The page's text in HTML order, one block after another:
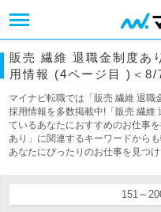
販売 繊維 退職金制度あ
用情報 (4ページ目 )＜8/
マイナビ転職では「販売 繊維 退職
採用情報を多数掲載中!「販売 繊維
ているあなたにおすすめのお仕事
あり」に関連するキーワードから
あなたにぴったりのお仕事を見つ
151～